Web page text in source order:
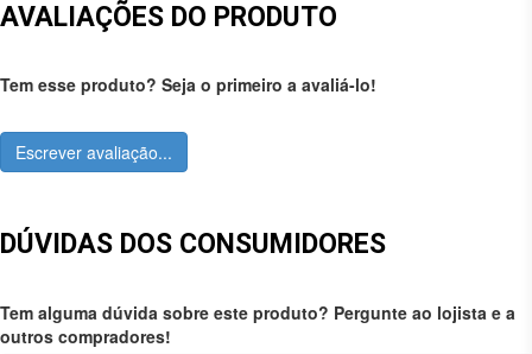
AVALIAÇÕES DO PRODUTO
Tem esse produto? Seja o primeiro a avaliá-lo!
Escrever avaliação...
DÚVIDAS DOS CONSUMIDORES
Tem alguma dúvida sobre este produto? Pergunte ao lojista e a
outros compradores!